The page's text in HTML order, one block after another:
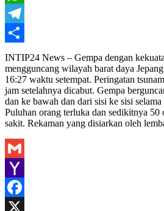
WhatsApp
Telegram
Share
INTIP24 News – Gempa dengan
mengguncang wilayah barat daya
16:27 waktu setempat. Peringatan
jam setelahnya dicabut. Gempa
dan ke bawah dan dari sisi ke sisi
Puluhan orang terluka dan sedikitnya 50
sakit. Rekaman yang disiarkan oleh
Gmail
Yahoo
Mail
Facebook